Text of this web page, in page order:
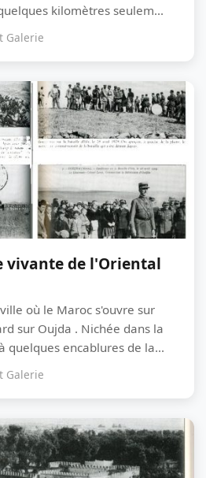
kilomètres seulem...
Galerie
vivante de l'Oriental
où le Maroc s'ouvre sur
sur Oujda . Nichée dans la
quelques encablures de la...
Galerie